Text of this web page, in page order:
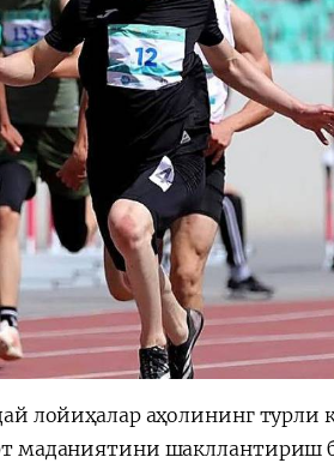
лойиҳалар аҳолининг турли
маданиятини